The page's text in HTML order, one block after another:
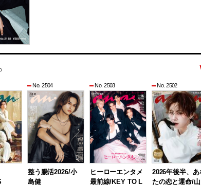
No. 2504
整う腸活2026/小
島健
No. 2503
ヒーローエンタメ
最前線/KEY TO L
No. 2502
2026年後半、あ
たの恋と運命/